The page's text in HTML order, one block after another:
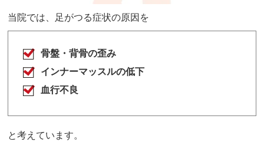
当院では、足がつる症状の原因を
骨盤・背骨の歪み
インナーマッスルの低下
血行不良
と考えています。